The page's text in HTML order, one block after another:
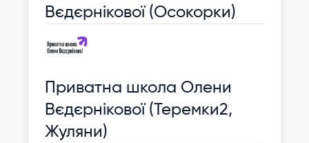
Вєдєрнікової (Осокорки)
Приватна школа Олени
Вєдєрнікової (Теремки2,
Жуляни)